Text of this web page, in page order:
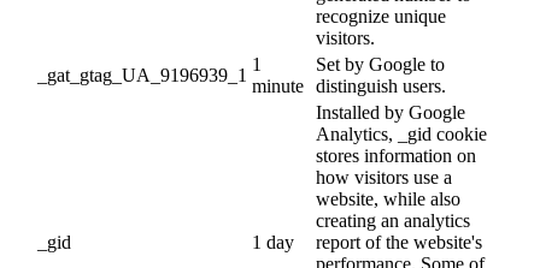
recognize unique
visitors.
_gat_gtag_UA_9196939_1
1
minute
Set by Google to
distinguish users.
_gid 1 day
Installed by Google
Analytics, _gid cookie
stores information on
how visitors use a
website, while also
creating an analytics
report of the website's